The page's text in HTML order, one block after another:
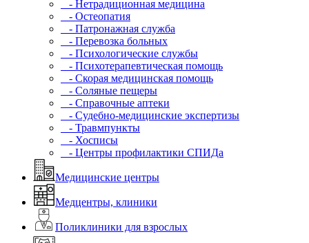
- Нетрадиционная медицина
- Остеопатия
- Патронажная служба
- Перевозка больных
- Психологические службы
- Психотерапевтическая помощь
- Скорая медицинская помощь
- Соляные пещеры
- Справочные аптеки
- Судебно-медицинские экспертизы
- Травмпункты
- Хосписы
- Центры профилактики СПИДа
Медицинские центры
Медцентры, клиники
Поликлиники для взрослых